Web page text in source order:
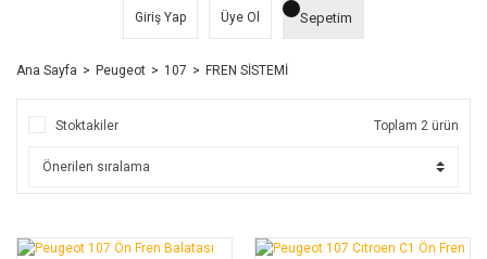
Giriş Yap Üye Ol Sepetim
Ana Sayfa Peugeot 107 FREN SİSTEMİ
Stoktakiler Toplam 2 ürün